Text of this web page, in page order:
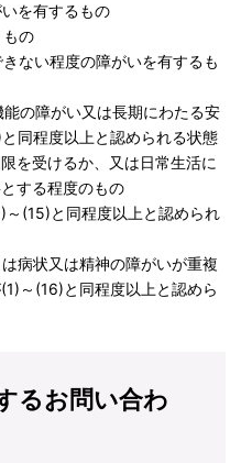
を有するもの
の
ない程度の障がいを有するも
の障がい又は長期にわたる安
同程度以上と認められる状態
を受けるか、又は日常生活に
する程度のもの
(15)と同程度以上と認められ
病状又は精神の障がいが重複
～(16)と同程度以上と認めら
るお問い合わ